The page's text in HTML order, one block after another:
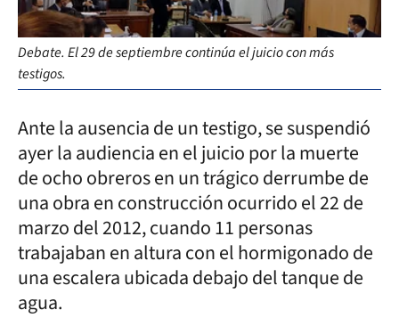
Debate. El 29 de septiembre continúa el juicio con más
testigos.
Ante la ausencia de un testigo, se suspendió
ayer la audiencia en el juicio por la muerte
de ocho obreros en un trágico derrumbe de
una obra en construcción ocurrido el 22 de
marzo del 2012, cuando 11 personas
trabajaban en altura con el hormigonado de
una escalera ubicada debajo del tanque de
agua.